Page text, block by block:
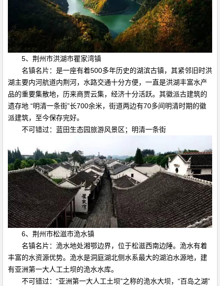
5、荆州市洪湖市瞿家湾镇
名镇名片：是一座有着500多年历史的湖滨古镇，其紧邻旧时洪
湖主要内河航道内荆河，水路交通十分方便，一直是洪湖丰富水产
品的重要集散地，历来商贾云集，经济十分活跃。其徽派古建筑的
遗存地 “明清一条街”长700余米，街道两边有70多间明清时期的徽
派建筑，至今保存完好。
不可错过：蓝田生态园旅游风景区；明清一条街
6、荆州市松滋市洈水镇
名镇名片：洈水地处湘鄂边界，位于松滋西南边陲。洈水有着
丰富的水资源优势。洈水是洞庭湖北侧水系最大的湖泊水源地，建
有亚洲第一大人工土坝的洈水水库。
不可错过：“亚洲第一大人工土坝”之称的洈水大坝，“百岛之湖”